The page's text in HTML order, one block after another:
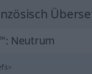
: Neutrum
>